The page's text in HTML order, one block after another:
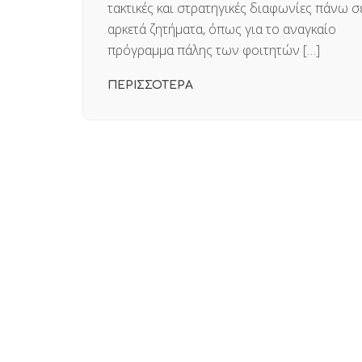
τακτικές και στρατηγικές διαφωνίες πάνω
αρκετά ζητήματα, όπως για το αναγκαίο
πρόγραμμα πάλης των φοιτητών […]
ΠΕΡΙΣΣΟΤΕΡΑ